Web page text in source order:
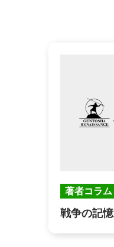
著者コラム
戦争の記憶